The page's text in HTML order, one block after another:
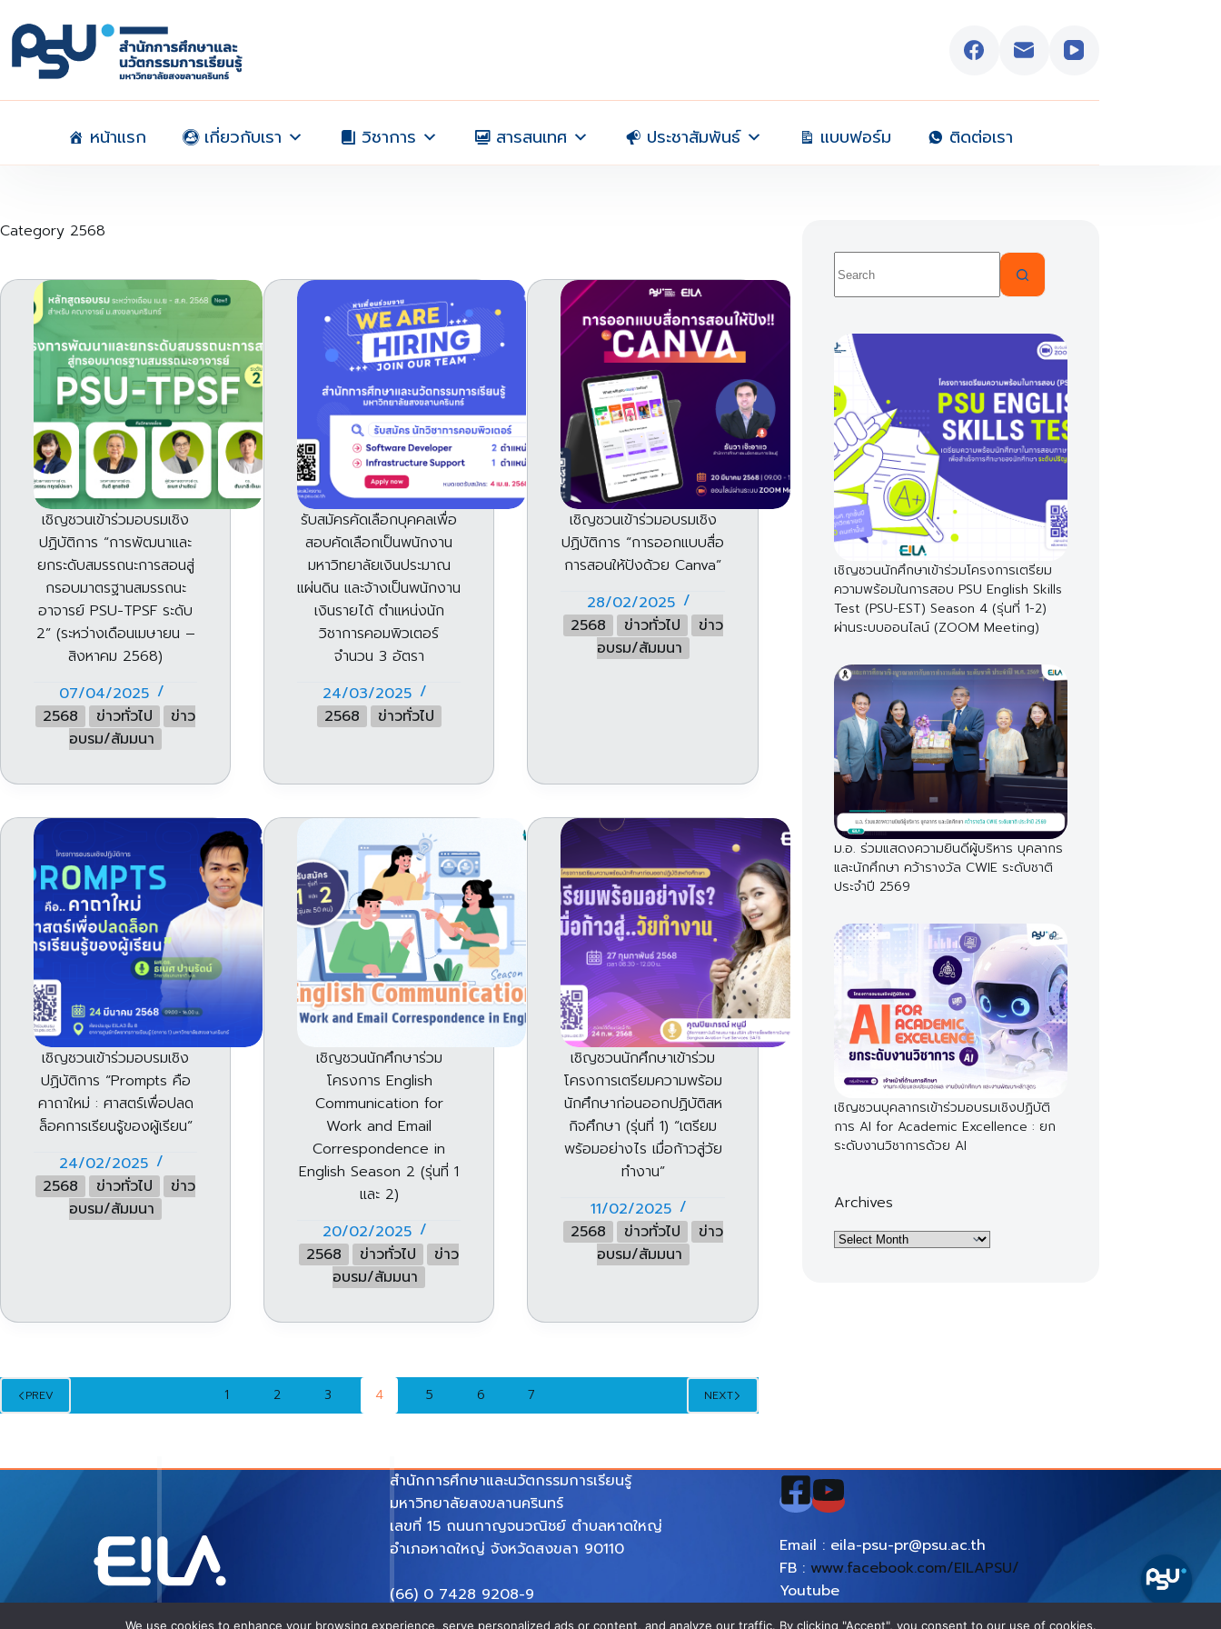
to
content
หน้าแรก เกี่ยวกับเรา วิชาการ สารสนเทศ ประชาสัมพันธ์ แบบฟอร์ม ติดต่อเรา
Category 2568
เชิญชวนเข้าร่วมอบรมเชิง
ปฏิบัติการ “การพัฒนาและ
ยกระดับสมรรถนะการสอนสู่
กรอบมาตรฐานสมรรถนะ
อาจารย์ PSU-TPSF ระดับ
2” (ระหว่างเดือนเมษายน –
สิงหาคม 2568)
07/04/2025
2568
ข่าวทั่วไป
ข่าว
อบรม/สัมมนา
รับสมัครคัดเลือกบุคคลเพื่อ
สอบคัดเลือกเป็นพนักงาน
มหาวิทยาลัยเงินประมาณ
แผ่นดิน และจ้างเป็นพนักงาน
เงินรายได้ ตำแหน่งนัก
วิชาการคอมพิวเตอร์
จำนวน 3 อัตรา
24/03/2025
2568
ข่าวทั่วไป
เชิญชวนเข้าร่วมอบรมเชิง
ปฏิบัติการ “การออกแบบสื่อ
การสอนให้ปังด้วย Canva”
28/02/2025
2568
ข่าวทั่วไป
ข่าว
อบรม/สัมมนา
เชิญชวนเข้าร่วมอบรมเชิง
ปฏิบัติการ “Prompts คือ
คาถาใหม่ : ศาสตร์เพื่อปลด
ล็อคการเรียนรู้ของผู้เรียน”
24/02/2025
2568
ข่าวทั่วไป
ข่าว
อบรม/สัมมนา
เชิญชวนนักศึกษาร่วม
โครงการ English
Communication for
Work and Email
Correspondence in
English Season 2 (รุ่นที่ 1
และ 2)
20/02/2025
2568
ข่าวทั่วไป
ข่าว
อบรม/สัมมนา
เชิญชวนนักศึกษาเข้าร่วม
โครงการเตรียมความพร้อม
นักศึกษาก่อนออกปฏิบัติสห
กิจศึกษา (รุ่นที่ 1) “เตรียม
พร้อมอย่างไร เมื่อก้าวสู่วัย
ทำงาน”
11/02/2025
2568
ข่าวทั่วไป
ข่าว
อบรม/สัมมนา
PREV 1 2 3 4 5 6 7 NEXT
results
เชิญชวนนักศึกษาเข้าร่วมโครงการเตรียม
ความพร้อมในการสอบ PSU English Skills
Test (PSU-EST) Season 4 (รุ่นที่ 1-2)
ผ่านระบบออนไลน์ (ZOOM Meeting)
ม.อ. ร่วมแสดงความยินดีผู้บริหาร บุคลากร
และนักศึกษา คว้ารางวัล CWIE ระดับชาติ
ประจำปี 2569
เชิญชวนบุคลากรเข้าร่วมอบรมเชิงปฏิบัติ
การ AI for Academic Excellence : ยก
ระดับงานวิชาการด้วย AI
Archives
Archives
สำนักการศึกษาและนวัตกรรมการเรียนรู้
มหาวิทยาลัยสงขลานครินทร์
เลขที่ 15 ถนนกาญจนวณิชย์ ตำบลหาดใหญ่
อำเภอหาดใหญ่ จังหวัดสงขลา 90110
(66) 0 7428 9208-9
e-mail : eila-psu-pr@psu.ac.th
Email : eila-psu-pr@psu.ac.th
FB : www.facebook.com/EILAPSU/
Youtube
We use cookies to enhance your browsing experience, serve personalized ads or content, and analyze our traffic. By clicking "Accept", you consent to our use of cookies.